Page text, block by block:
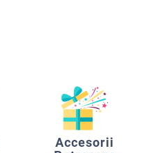
Accesorii